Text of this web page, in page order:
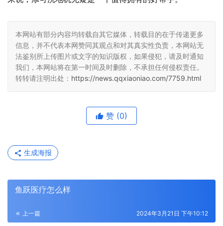
本网站有部分内容均转载自其它媒体，转载目的在于传递更多
信息，并不代表本网赞同其观点和对其真实性负责，本网站无
法鉴别所上传图片或文字的知识版权，如果侵犯，请及时通知
我们，本网站将在第一时间及时删除，不承担任何侵权责任。
转转请注明出处： https://news.qqxiaoniao.com/7759.html
赞 (0)
生成海报
鱼跃医疗怎么样
上一篇 2024年3月21日 下午10:12